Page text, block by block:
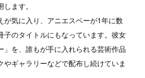
ます。
が気に入り、アニエスベーが1年に数
子のタイトルにもなっています。彼女
」を、誰もが手に入れられる芸術作品
ギャラリーなどで配布し続けていま